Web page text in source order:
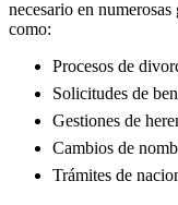
necesario en
como:
Procesos de
Solicitudes de
Gestiones de
Cambios de
Trámites de